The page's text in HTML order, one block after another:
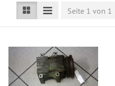
Seite 1 von 1